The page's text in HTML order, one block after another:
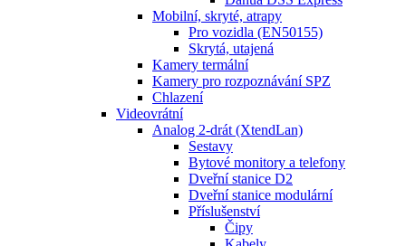
Mobilní, skryté, atrapy
Pro vozidla (EN50155)
Skrytá, utajená
Kamery termální
Kamery pro rozpoznávání SPZ
Chlazení
Videovrátní
Analog 2-drát (XtendLan)
Sestavy
Bytové monitory a telefony
Dveřní stanice D2
Dveřní stanice modulární
Příslušenství
Čipy